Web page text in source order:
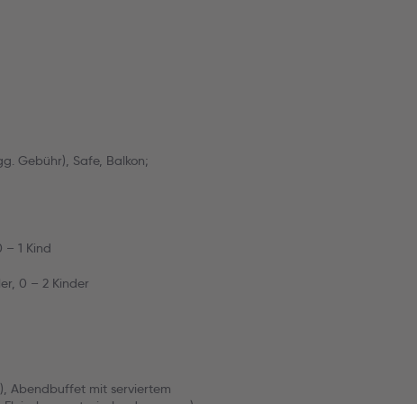
Gebühr), Safe, Balkon;
1 Kind
0 – 2 Kinder
Abendbuffet mit serviertem